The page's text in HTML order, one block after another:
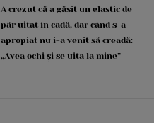
A crezut că a găsit un elastic de
păr uitat în cadă, dar când s-a
apropiat nu i-a venit să creadă:
„Avea ochi și se uita la mine”